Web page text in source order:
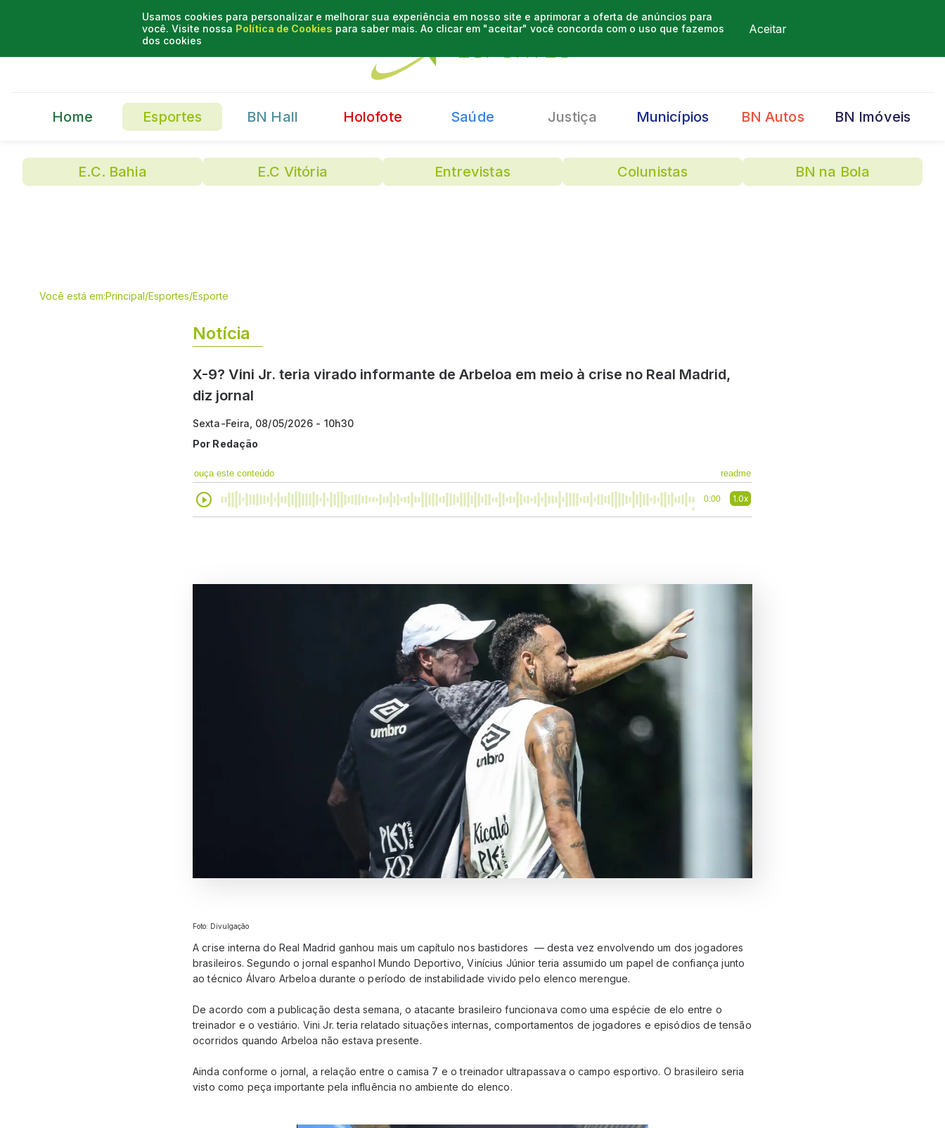
Usamos cookies para personalizar e melhorar sua experiência em nosso site e aprimorar a oferta de anúncios para
você. Visite nossa Política de Cookies para saber mais. Ao clicar em "aceitar" você concorda com o uso que fazemos
dos cookies
Aceitar
Home Esportes BN Hall Holofote Saúde Justiça Municípios BN Autos BN Imóveis
E.C. Bahia E.C Vitória Entrevistas Colunistas BN na Bola
Você está em:Principal/Esportes/Esporte
Notícia
X-9? Vini Jr. teria virado informante de Arbeloa em meio à crise no Real Madrid,
diz jornal
Sexta-Feira, 08/05/2026 - 10h30
Por Redação
ouça este conteúdo readme
0:00 1.0x
Foto: Divulgação
A crise interna do Real Madrid ganhou mais um capítulo nos bastidores — desta vez envolvendo um dos jogadores
brasileiros. Segundo o jornal espanhol Mundo Deportivo, Vinícius Júnior teria assumido um papel de confiança junto
ao técnico Álvaro Arbeloa durante o período de instabilidade vivido pelo elenco merengue.
De acordo com a publicação desta semana, o atacante brasileiro funcionava como uma espécie de elo entre o
treinador e o vestiário. Vini Jr. teria relatado situações internas, comportamentos de jogadores e episódios de tensão
ocorridos quando Arbeloa não estava presente.
Ainda conforme o jornal, a relação entre o camisa 7 e o treinador ultrapassava o campo esportivo. O brasileiro seria
visto como peça importante pela influência no ambiente do elenco.